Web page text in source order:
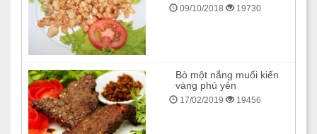
09/10/2018 19730
Bò một nắng muối kiến
vàng phú yên
17/02/2019 19456